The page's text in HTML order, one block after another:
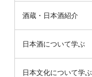
酒蔵・日本酒紹介
日本酒について学ぶ
日本文化について学ぶ